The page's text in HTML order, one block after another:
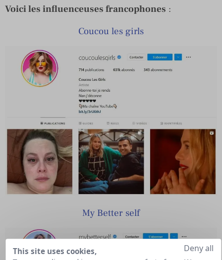
Voici les influenceuses francophones :
Coucou les girls
My Better self
This site uses cookies,
Deny all